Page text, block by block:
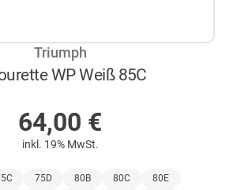
Triumph
WP Weiß 85C
64,00 €
inkl. 19% MwSt.
75D 80B 80C
80E